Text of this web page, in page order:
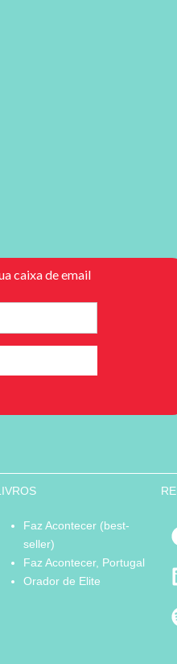
Faz Acontecer (best-
seller)
Faz Acontecer, Portugal
Orador de Elite